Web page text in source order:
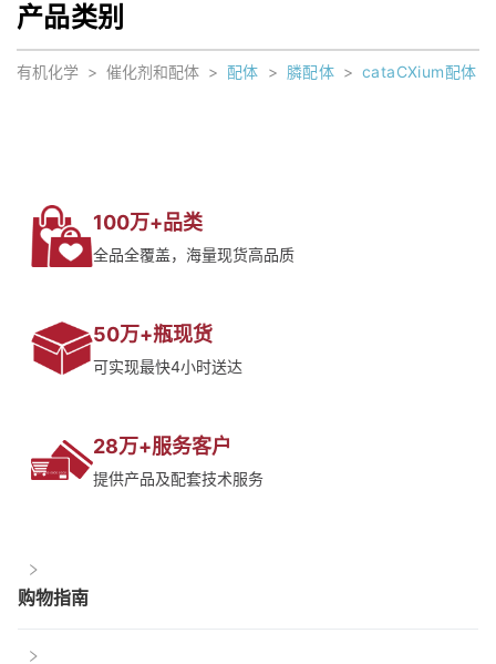
产品类别
有机化学 > 催化剂和配体 > 配体 > 膦配体 > cataCXium配体
100万+品类
全品全覆盖，海量现货高品质
50万+瓶现货
可实现最快4小时送达
28万+服务客户
提供产品及配套技术服务
购物指南